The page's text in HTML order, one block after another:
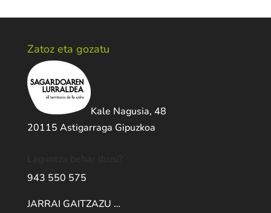
Zatoz eta gozatu
Kale Nagusia, 48
20115 Astigarraga Gipuzkoa
943 550 575
JARRAI GAITZAZU …